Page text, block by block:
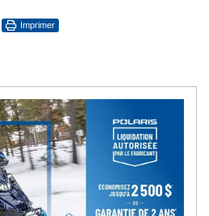
Imprimer